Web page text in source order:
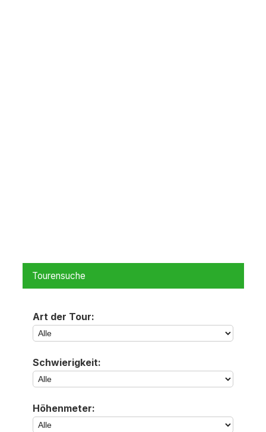
Tourensuche
Art der Tour:
Schwierigkeit:
Höhenmeter: